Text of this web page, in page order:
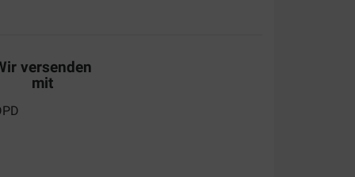
een opening waar je de riem (met een speciaal
kan klikken (tussenstuk apart kopen). Dan zit je
versenden
mit